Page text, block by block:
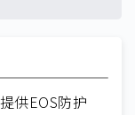
供EOS防护